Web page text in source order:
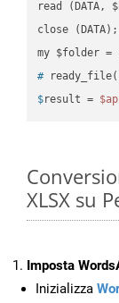
read (DATA,
close
# ready_file(
$result =
XLSX su
Imposta
Inizializza